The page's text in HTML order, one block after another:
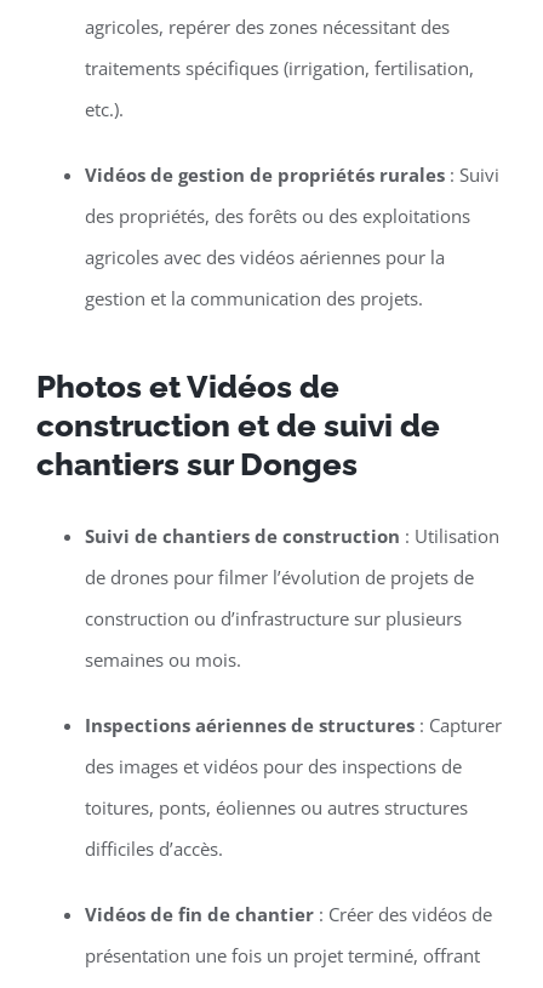
agricoles, repérer des zones nécessitant des
traitements spécifiques (irrigation, fertilisation,
etc.).
Vidéos de gestion de propriétés rurales: Suivi
des propriétés, des forêts ou des exploitations
agricoles avec des vidéos aériennes pour la
gestion et la communication des projets.
Photos et Vidéos de
construction et de suivi de
chantiers sur Donges
Suivi de chantiers de construction : Utilisation
de drones pour filmer l’évolution de projets de
construction ou d’infrastructure sur plusieurs
semaines ou mois.
Inspections aériennes de structures: Capturer
des images et vidéos pour des inspections de
toitures, ponts, éoliennes ou autres structures
difficiles d’accès.
Vidéos de fin de chantier: Créer des vidéos de
présentation une fois un projet terminé, offrant